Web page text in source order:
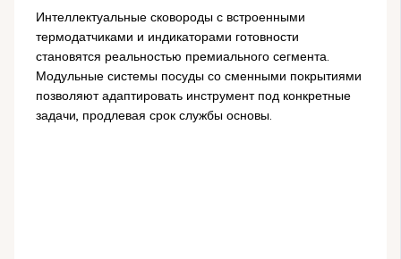
Интеллектуальные сковороды с встроенными
термодатчиками и индикаторами готовности
становятся реальностью премиального сегмента.
Модульные системы посуды со сменными покрытиями
позволяют адаптировать инструмент под конкретные
задачи, продлевая срок службы основы.